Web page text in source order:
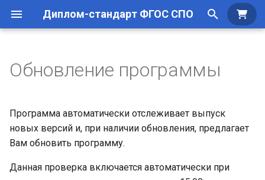
Диплом-стандарт ФГОС СПО
и
а
л
Структура окна
Работа с базой данных
Создание базы данных
Дополнительные
возможности
Параметры организации
Работа со
Общие сведения по
Заполнение
Работа с шаблонами
Формирование печатных
документов
Приобретение программы
Установка программы
Регистрация программы
Перенос лицензии
Автоматическое
Обновление вручную
Обновление программы
Программа автоматически отслеживает выпуск
новых версий и, при наличии обновления, предлагает
Вам обновить программу.
Данная проверка включается автоматически при